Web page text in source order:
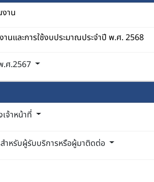
าน
านและการใช้งบประมาณประจำปี พ.ศ. 2568
.ศ.2567
จ้าหน้าที่
ำหรับผู้รับบริการหรือผู้มาติดต่อ